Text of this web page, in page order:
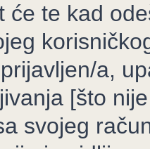
će te kad
a,
[što
svojeg